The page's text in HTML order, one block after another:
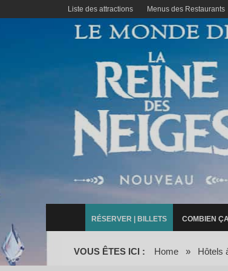
Liste des attractions Menus des Restaurants
RÉSERVER | BILLETS COMBIEN
VOUS ÊTES ICI : Home » Hôtels